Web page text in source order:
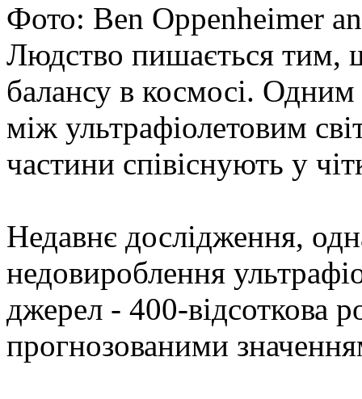
Фото: Ben Oppenheimer
Людство пишається тим,
балансу в космосі. Одним
між ультрафіолетовим
частини співіснують у
Недавнє дослідження,
недовироблення
джерел - 400-відсоткова
прогнозованими